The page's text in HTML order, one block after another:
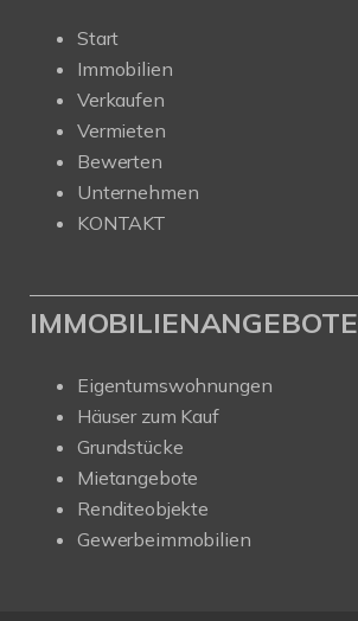
Start
Immobilien
Verkaufen
Vermieten
Bewerten
Unternehmen
KONTAKT
IMMOBILIENANGEBOTE
Eigentumswohnungen
Häuser zum Kauf
Grundstücke
Mietangebote
Renditeobjekte
Gewerbeimmobilien